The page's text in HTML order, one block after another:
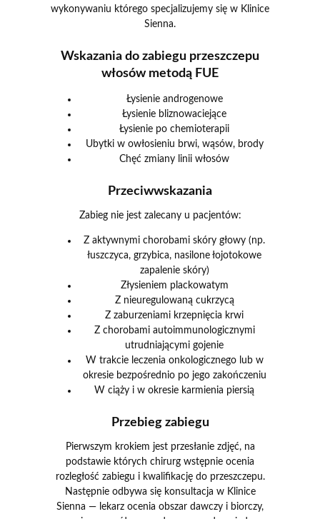
wykonywaniu którego specjalizujemy się w Klinice
Sienna.
Wskazania do zabiegu przeszczepu
włosów metodą FUE
Łysienie androgenowe
Łysienie bliznowaciejące
Łysienie po chemioterapii
Ubytki w owłosieniu brwi, wąsów, brody
Chęć zmiany linii włosów
Przeciwwskazania
Zabieg nie jest zalecany u pacjentów:
Z aktywnymi chorobami skóry głowy (np.
łuszczyca, grzybica, nasilone łojotokowe
zapalenie skóry)
Złysieniem plackowatym
Z nieuregulowaną cukrzycą
Z zaburzeniami krzepnięcia krwi
Z chorobami autoimmunologicznymi
utrudniającymi gojenie
W trakcie leczenia onkologicznego lub w
okresie bezpośrednio po jego zakończeniu
W ciąży i w okresie karmienia piersią
Przebieg zabiegu
Pierwszym krokiem jest przesłanie zdjęć, na
podstawie których chirurg wstępnie ocenia
rozległość zabiegu i kwalifikację do przeszczepu.
Następnie odbywa się konsultacja w Klinice
Sienna — lekarz ocenia obszar dawczy i biorczy,